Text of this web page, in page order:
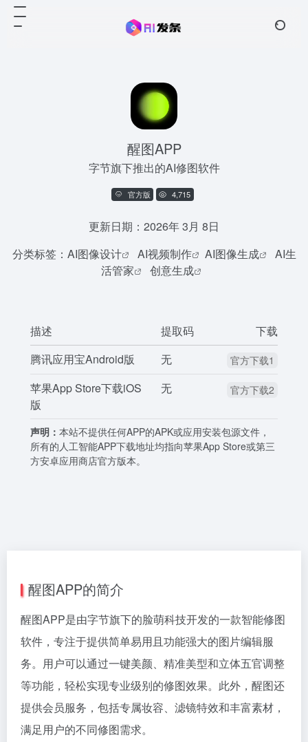
醒图APP
字节旗下推出的AI修图软件
官方版 4,715
更新日期：2026年 3月 8日
分类标签： AI图像设计 AI视频制作 AI图像生成
AI生
活管家
创意生成
描述 提取码
下载
腾讯应用宝Android版
无 官方下载1
苹果App Store下载iOS
版
无 官方下载2
声明： 本站不提供任何APP的APK或应用安装包源文件，
所有的人工智能APP下载地址均指向苹果App Store或第三
方安卓应用商店官方版本。
醒图APP的简介
醒图APP是由字节旗下的脸萌科技开发的一款智能修图
软件，专注于提供简单易用且功能强大的图片编辑服
务。用户可以通过一键美颜、精准美型和立体五官调整
等功能，轻松实现专业级别的修图效果。此外，醒图还
提供会员服务，包括专属妆容、滤镜特效和丰富素材，
满足用户的不同修图需求。